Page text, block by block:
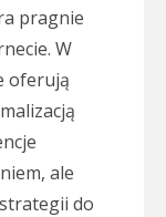
pragnie
W
oferują
ale
do